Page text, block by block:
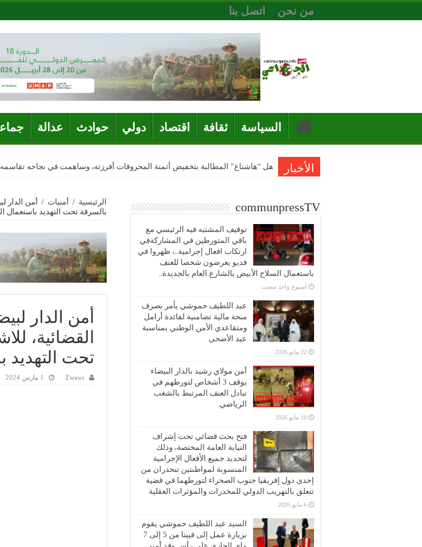
من نحن اتصل بنا
السياسة ثقافة اقتصاد دولي حوادث عدالة
الأخبار هل “هاشتاغ” المطالبة بتخفيض أثمنة المحروقات أفرزته، وساهمت في نجاحه
الرئيسية / أمنيات / أمن الدار
بالسرقة تحت التهديد باستعمال
أمن الدار
القضائية،
تحت التهديد
Zwawi 1 مارس 2024
communpressTV
توقيف المشتبه فيه الرئيسي مع
باقي المتورطين في المشاركةفي
ارتكاب افعال إجرامية..، ظهروا في
فديو يعرضون شخصا للعنف
باستعمال السلاح الأبيض بالشارع العام بالجديدة..
‏أسبوع واحد مضت
عبد اللطيف حموشي يأمر بصرف
منحة مالية تضامنية لفائدة أرامل
ومتقاعدي الأمن الوطني بمناسبة
عيد الأضحى
22 مايو 2026
أمن مولاي رشيد بالدار البيضاء
يوقف 3 أشخاص لتورطهم في
تبادل العنف المرتبط بالشغب
الرياضي.
10 مايو 2026
فتح بحث قضائي تحت إشراف
النيابة العامة المختصة، وذلك
لتحديد جميع الأفعال الإجرامية
المنسوبة لمواطنتين تنحدران من
إحدى دول إفريقيا جنوب الصحراء لتورطهما في قضية
تتعلق بالتهريب الدولي للمخدرات والمؤثرات العقلية
6 مايو 2026
السيد عبد اللطيف حموشي يقوم
بزيارة عمل إلى فيينا من 5 إلى 7